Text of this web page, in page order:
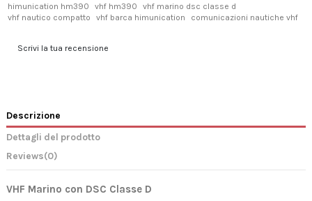
himunication hm390 vhf hm390
vhf marino dsc classe d
vhf nautico compatto
vhf barca himunication comunicazioni nautiche vhf
Scrivi la tua recensione
Descrizione
Dettagli del prodotto
Reviews(0)
VHF Marino con DSC Classe D